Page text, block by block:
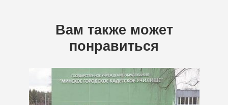
Вам также может
понравиться